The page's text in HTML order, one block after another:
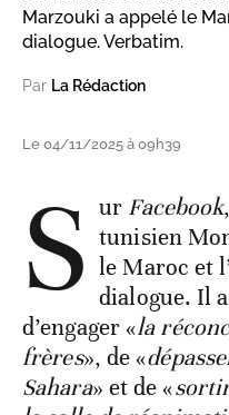
Marzouki a appelé le
dialogue. Verbatim.
Par La Rédaction
Le 04/11/2025 à 09h39
S ur Facebook
tunisien
le Maroc et
dialogue. Il
d’engager «la
frères», de «
Sahara» et de «